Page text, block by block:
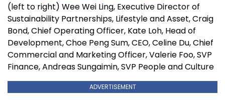
(left to right) Wee Wei Ling, Executive Director of
Sustainability Partnerships, Lifestyle and Asset, Craig
Bond, Chief Operating Officer, Kate Loh, Head of
Development, Choe Peng Sum, CEO, Celine Du, Chief
Commercial and Marketing Officer, Valerie Foo, SVP
Finance, Andreas Sungaimin, SVP People and Culture
ADVERTISEMENT